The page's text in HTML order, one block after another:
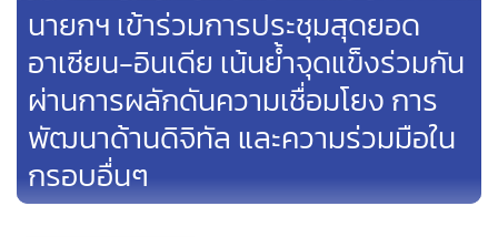
นายกรัฐมนตรีได้กล่าวถึงการที่ไทยผลักดันการเสริมพลังสตรี
และสนับสนุนการมีส่วนร่วมในเศรษฐกิจอย่างแท้จริง ซึ่งนายก
รัฐมนตรียินดีที่ได้พบกับเยาวชนในโครงการ APEC Voices of
the Future และได้รับแถลงการณ์เยาวชน (Youth Declaration)
ซึ่งประเด็นสำคัญคือ การเร่งรัดการเปลี่ยนผ่านไปสู่ความยั่งยืน
และการปกป้องโลกเพื่อคนรุ่นหลัง
นายกฯ เข้าร่วมการประชุมสุดยอด
อาเซียน-อินเดีย เน้นย้ำจุดแข็งร่วมกัน
ผ่านการผลักดันความเชื่อมโยง การ
พัฒนาด้านดิจิทัล และความร่วมมือใน
กรอบอื่นๆ